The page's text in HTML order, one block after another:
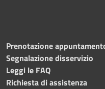
Prenotazione
Segnalazione disservizio
Leggi le FAQ
Richiesta di assistenza